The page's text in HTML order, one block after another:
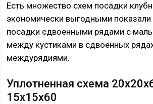
Есть множество схем посадки
экономически выгодными
посадки сдвоенными рядами с
между кустиками в сдвоенных
междурядиями.
Уплотненная схема
15х15х60